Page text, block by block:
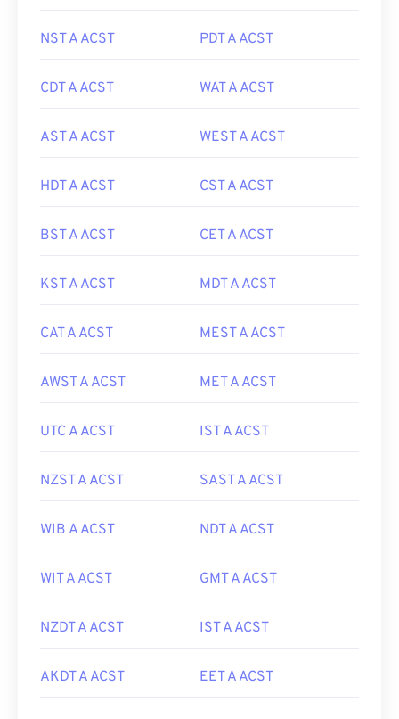
NST A ACST PDT A ACST
CDT A ACST WAT A ACST
AST A ACST WEST A ACST
HDT A ACST CST A ACST
BST A ACST CET A ACST
KST A ACST MDT A ACST
CAT A ACST MEST A ACST
AWST A ACST MET A ACST
UTC A ACST IST A ACST
NZST A ACST SAST A ACST
WIB A ACST NDT A ACST
WIT A ACST GMT A ACST
NZDT A ACST IST A ACST
AKDT A ACST EET A ACST